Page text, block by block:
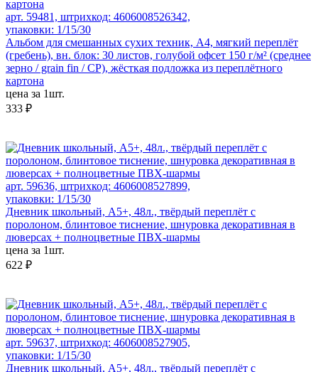
арт. 59481, штрихкод: 4606008526342,
упаковки: 1/15/30
Альбом для смешанных сухих техник, А4, мягкий переплёт
(гребень), вн. блок: 30 листов, голубой офсет 150 г/м² (среднее
зерно / grain fin / CP), жёсткая подложка из переплётного
картона
цена за 1шт.
333 ₽
арт. 59636, штрихкод: 4606008527899,
упаковки: 1/15/30
Дневник школьный, А5+, 48л., твёрдый переплёт с
поролоном, блинтовое тиснение, шнуровка декоративная в
люверсах + полноцветные ПВХ-шармы
цена за 1шт.
622 ₽
арт. 59637, штрихкод: 4606008527905,
упаковки: 1/15/30
Дневник школьный, А5+, 48л., твёрдый переплёт с